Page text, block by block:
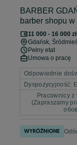
BARBER
barber shopu w
11 000 - 16 000
Gdańsk,
Pełny etat
Umowa o pracę
Odpowiednie
Dyspozycyjność:
Pracownicy
(Zapraszamy